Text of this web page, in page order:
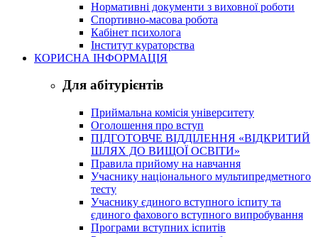
Нормативні документи з виховної роботи
Спортивно-масова робота
Кабінет психолога
Інститут кураторства
КОРИСНА ІНФОРМАЦІЯ
Для абітурієнтів
Приймальна комісія університету
Оголошення про вступ
ПІДГОТОВЧЕ ВІДДІЛЕННЯ «ВІДКРИТИЙ
ШЛЯХ ДО ВИЩОЇ ОСВІТИ»
Правила прийому на навчання
Учаснику національного мультипредметного
тесту
Учаснику єдиного вступного іспиту та
єдиного фахового вступного випробування
Програми вступних іспитів